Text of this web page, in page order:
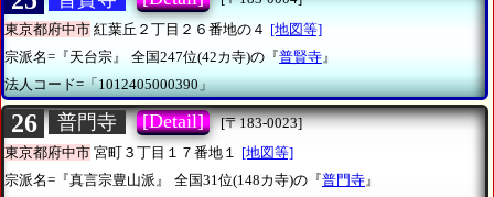
東京都府中市 紅葉丘２丁目２６番地の４ [地図等]
宗派名=『天台宗』
全国247位(42カ寺)の『普賢寺 』
法人コード=「1012405000390」
26 普門寺 [Detail]
[〒183-0023]
東京都府中市 宮町３丁目１７番地１
[地図等]
宗派名=『真言宗豊山派』
全国31位(148カ寺)の『普門寺 』